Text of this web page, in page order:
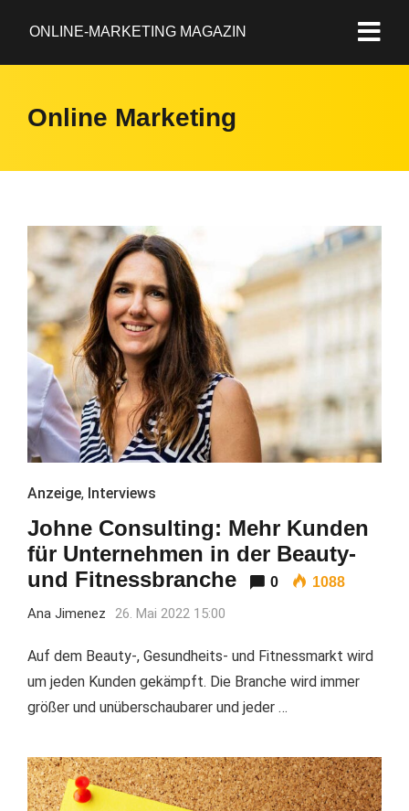
ONLINE-MARKETING MAGAZIN
Online Marketing
Anzeige, Interviews
Johne Consulting: Mehr Kunden
für Unternehmen in der Beauty-
und Fitnessbranche
0 1088
Ana Jimenez 26. Mai 2022 15:00
Auf dem Beauty-, Gesundheits- und Fitnessmarkt wird
um jeden Kunden gekämpft. Die Branche wird immer
größer und unüberschaubarer und jeder …